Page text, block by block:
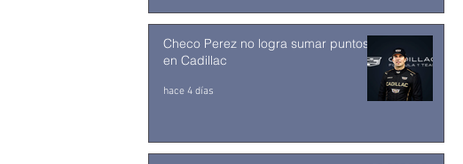
Checo Perez no logra sumar puntos
en Cadillac
hace 4 días